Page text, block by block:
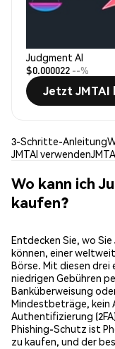
Judgment AI
$0.000022 --%
Jetzt JMTAI
3-Schritte-Anleitung
JMTAI verwenden
Wo kann ich
kaufen?
Entdecken Sie, wo Sie
können, einer
Börse. Mit diesen drei
niedrigen Gebühren
Banküberweisung
Mindestbeträge, kein
Authentifizierung
Phishing-Schutz ist
zu kaufen, und der